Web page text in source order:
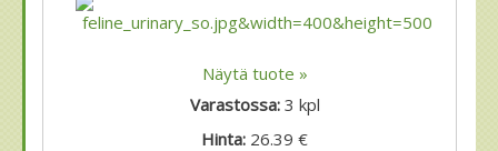
Näytä tuote »
Varastossa: 3 kpl
Hinta: 26.39 €